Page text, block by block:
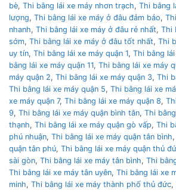
bè, Thi bằng lái xe máy nhơn trạch, Thi bằng
lượng, Thi bằng lái xe máy ở đâu đảm bảo,
nhanh, Thi bằng lái xe máy ở đâu rẻ nhất, Thi
sớm, Thi bằng lái xe máy ở đâu tốt nhất, Thi
uy tín, Thi bằng lái xe máy quận 1, Thi bằng
bằng lái xe máy quận 11, Thi bằng lái xe máy
máy quận 2, Thi bằng lái xe máy quận 3, Thi
Thi bằng lái xe máy quận 5, Thi bằng lái xe
xe máy quận 7, Thi bằng lái xe máy quận 8,
9, Thi bằng lái xe máy quận bình tân, Thi
thạnh, Thi bằng lái xe máy quận gò vấp, Thi
phú nhuận, Thi bằng lái xe máy quận tân bình,
quận tân phú, Thi bằng lái xe máy quận thủ
sài gòn, Thi bằng lái xe máy tân bình, Thi
Thi bằng lái xe máy tân uyên, Thi bằng lái xe
minh, Thi bằng lái xe máy thành phố thủ đức,